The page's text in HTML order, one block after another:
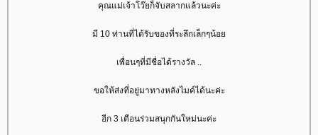
คุณแม่เจ้าโว๊ยก็จับสลากแล้วนะค่ะ
มี 10 ท่านที่ได้รับของที่ระลึกเล็กๆน้อ
เพื่อนๆที่มีชื่อได้รางวัล ..
ขอให้ส่งที่อยู่มาทางหลังไมค์ได้นะค่ะ
อีก 3 เดือนร่วมสนุกกันใหม่นะค่ะ